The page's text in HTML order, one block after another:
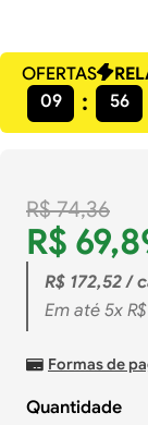
OFERTAS
09
56
R$ 74,36
R$ 69,
R$ 172,52/
Em até 5x R$
Formas de
Quantidade